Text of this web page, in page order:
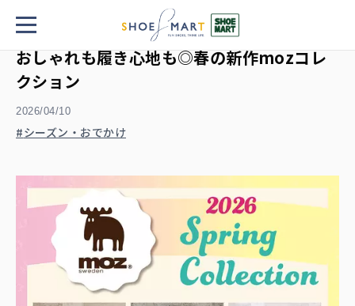
TOP おしゃれも履き心地も◎春の新作mozコレクション
2026/04/10
おしゃれも履き心地も◎春の新作mozコレ
クション
シーズン・おでかけ